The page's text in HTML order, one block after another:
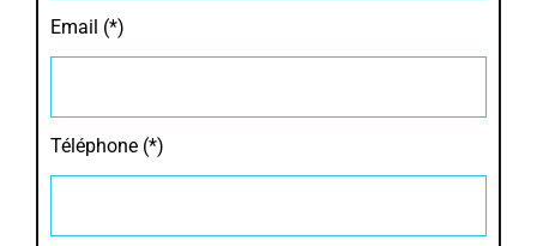
Email (*)
Téléphone (*)